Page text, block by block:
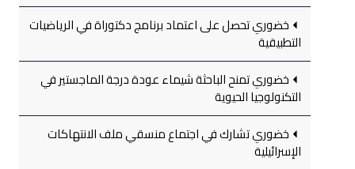
خضوري تحصل على اعتماد برنامج دكتوراة في الرياضيات
التطبيقية
خضوري تمنح الباحثة شيماء عودة درجة الماجستير في
التكنولوجيا الحيوية
خضوري تشارك في اجتماع منسقي ملف الانتهاكات
الإسرائيلية